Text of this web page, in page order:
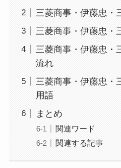
三菱商事・伊藤忠・
三菱商事・伊藤忠・
三菱商事・伊藤忠・
流れ
三菱商事・伊藤忠・
用語
まとめ
関連ワード
関連する記事